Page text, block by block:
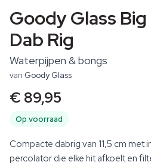
Goody Glass Big
Dab Rig
Waterpijpen & bongs
van Goody Glass
€ 89,95
Op voorraad
Compacte dabrig van 11,5 cm
percolator die elke hit afkoelt en